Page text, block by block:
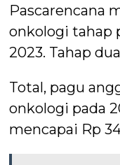
Pascarencana
onkologi tahap
2023. Tahap
Total, pagu
onkologi pada
mencapai Rp